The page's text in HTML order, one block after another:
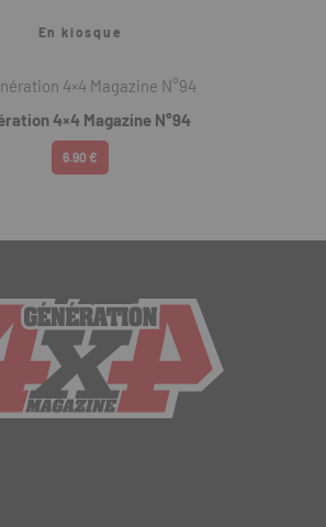
En kiosque
4×4 Magazine N°94
6.90 €